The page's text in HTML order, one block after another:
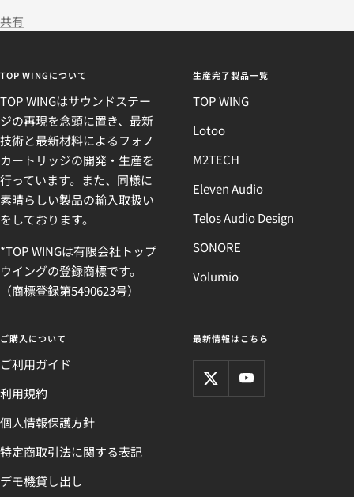
す
す
共有
TOP WINGについて
TOP WINGはサウンドステー
ジの再現を念頭に置き、最新
技術と最新材料によるフォノ
カートリッジの開発・生産を
行っています。また、同様に
素晴らしい製品の輸入取扱い
をしております。
*TOP WINGは有限会社トップ
ウイングの登録商標です。
（商標登録第5490623号）
生産完了製品一覧
TOP WING
Lotoo
M2TECH
Eleven Audio
Telos Audio Design
SONORE
Volumio
ご購入について
ご利用ガイド
利用規約
個人情報保護方針
特定商取引法に関する表記
デモ機貸し出し
最新情報はこちら